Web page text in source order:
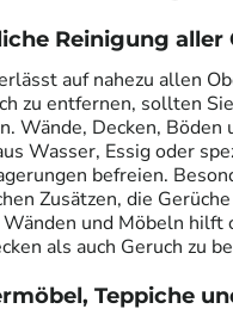
Reinigung
auf nahezu allen
zu entfernen, sollten
Wände, Decken,
Wasser, Essig oder
befreien.
Zusätzen, die
Wänden und Möbeln
als auch Geruch zu
Teppiche